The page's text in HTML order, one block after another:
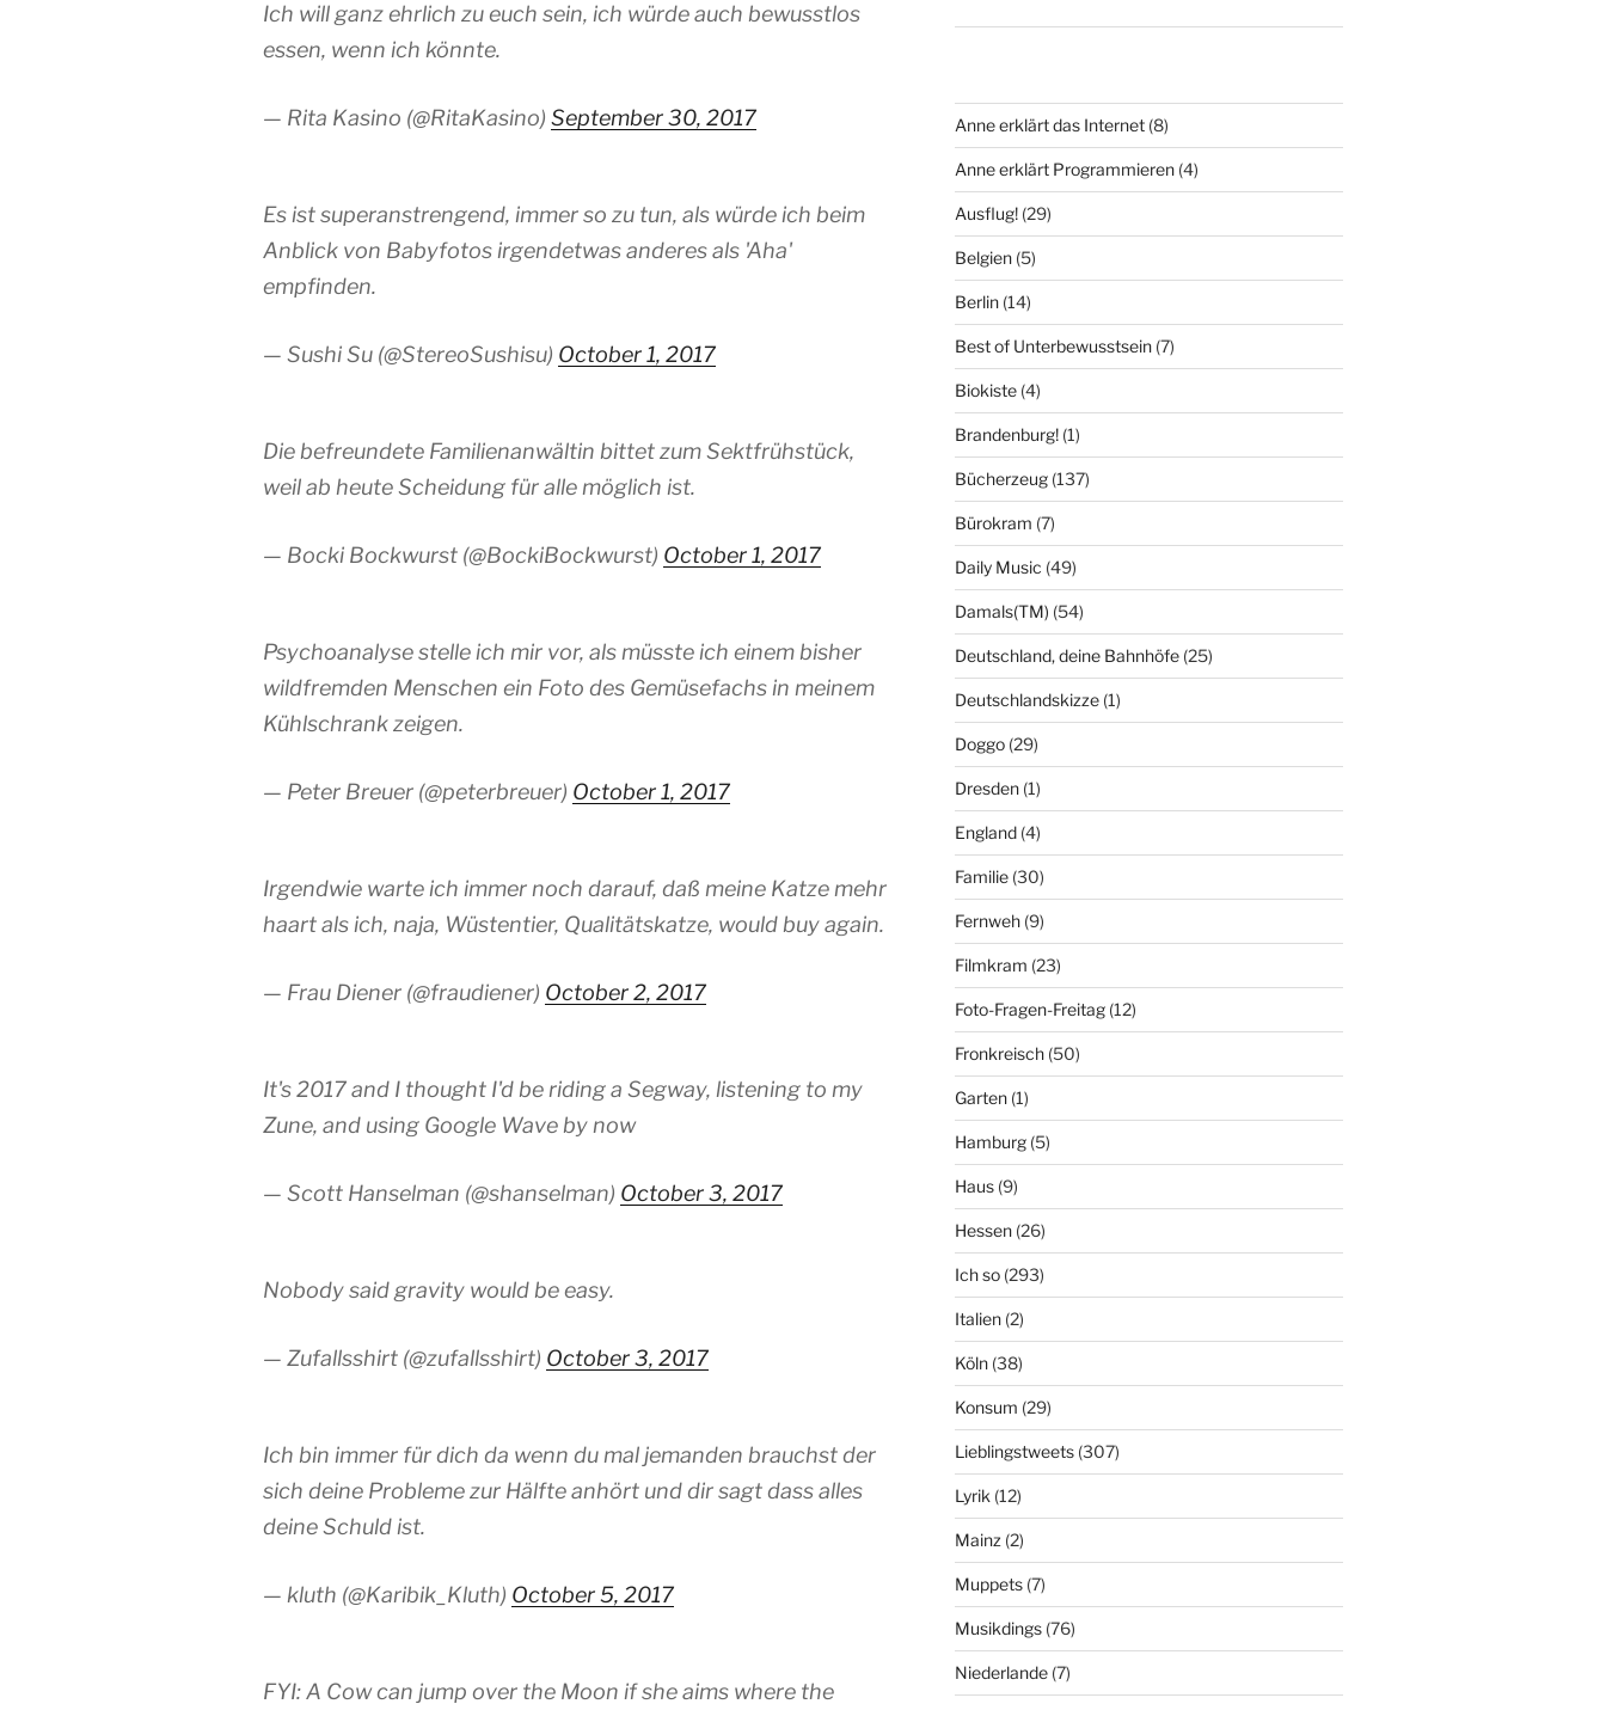
Ich will ganz ehrlich zu euch sein, ich würde auch bewusstlos
essen, wenn ich könnte.
— Rita Kasino (@RitaKasino) September 30, 2017
Es ist superanstrengend, immer so zu tun, als würde ich beim
Anblick von Babyfotos irgendetwas anderes als 'Aha'
empfinden.
— Sushi Su (@StereoSushisu) October 1, 2017
Die befreundete Familienanwältin bittet zum Sektfrühstück,
weil ab heute Scheidung für alle möglich ist.
— Bocki Bockwurst (@BockiBockwurst) October 1, 2017
Psychoanalyse stelle ich mir vor, als müsste ich einem bisher
wildfremden Menschen ein Foto des Gemüsefachs in meinem
Kühlschrank zeigen.
— Peter Breuer (@peterbreuer) October 1, 2017
Irgendwie warte ich immer noch darauf, daß meine Katze mehr
haart als ich, naja, Wüstentier, Qualitätskatze, would buy again.
— Frau Diener (@fraudiener) October 2, 2017
It's 2017 and I thought I'd be riding a Segway, listening to my
Zune, and using Google Wave by now
— Scott Hanselman (@shanselman) October 3, 2017
Nobody said gravity would be easy.
— Zufallsshirt (@zufallsshirt) October 3, 2017
Ich bin immer für dich da wenn du mal jemanden brauchst der
sich deine Probleme zur Hälfte anhört und dir sagt dass alles
deine Schuld ist.
— kluth (@Karibik_Kluth) October 5, 2017
FYI: A Cow can jump over the Moon if she aims where the
Anne erklärt das Internet(8)
Anne erklärt Programmieren(4)
Ausflug!(29)
Belgien(5)
Berlin(14)
Best of Unterbewusstsein(7)
Biokiste(4)
Brandenburg!(1)
Bücherzeug(137)
Bürokram (7)
Daily Music (49)
Damals(TM) (54)
Deutschland, deine Bahnhöfe(25)
Deutschlandskizze(1)
Doggo(29)
Dresden(1)
England(4)
Familie(30)
Fernweh(9)
Filmkram (23)
Foto-Fragen-Freitag(12)
Fronkreisch(50)
Garten(1)
Hamburg(5)
Haus(9)
Hessen(26)
Ich so(293)
Italien(2)
Köln(38)
Konsum (29)
Lieblingstweets(307)
Lyrik (12)
Mainz (2)
Muppets(7)
Musikdings(76)
Niederlande(7)